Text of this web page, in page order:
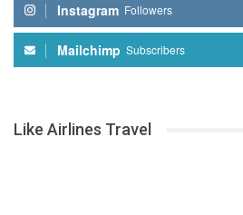
Instagram Followers
Mailchimp Subscribers
Like Airlines Travel